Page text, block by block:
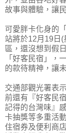
故事與體驗，讓
可愛胖卡化身的
站將於12月19日
區，還沒想到假
「好客民宿」，
的款待精神，讓
交通部觀光署表
前還有『好客民
記得的台灣味』
卡抽獎等多重活
住宿券及便利商